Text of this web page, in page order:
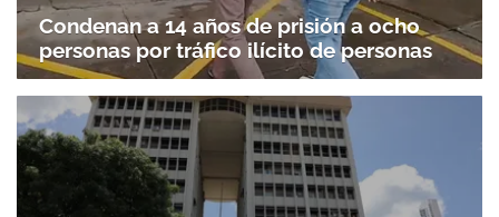
Condenan a 14 años de prisión a ocho
personas por tráfico ilícito de personas